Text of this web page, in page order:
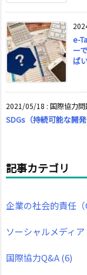
e-
ー
ば
2021/05/18 : 国際協力問
SDGs（持続可能な開
記事カテゴリ
企業の社会的責任（
ソーシャルメディア
国際協力Q&A(6)